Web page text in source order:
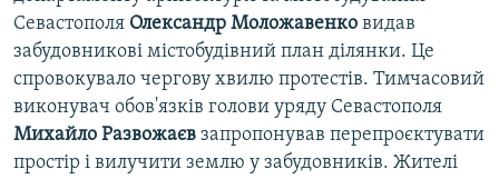
Севастополя Олександр Моложавенко видав
забудовникові містобудівний план ділянки. Це
спровокувало чергову хвилю протестів. Тимчасовий
виконувач обов'язків голови уряду Севастополя
Михайло Развожаєв запропонував перепроєктувати
простір і вилучити землю у забудовників. Жителі